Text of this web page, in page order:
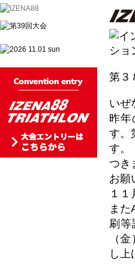
第３
いぜ
昨年
す。
す。
つき
お願
１１
また
刷等
（
し上